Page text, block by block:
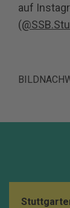
auf
(